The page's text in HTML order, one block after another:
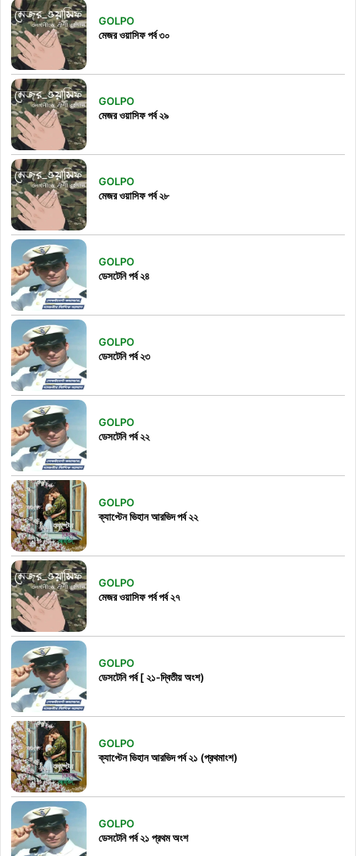
GOLPO
মেজর ওয়াসিফ পর্ব ৩০
GOLPO
মেজর ওয়াসিফ পর্ব ২৯
GOLPO
মেজর ওয়াসিফ পর্ব ২৮
GOLPO
ডেসটেনি পর্ব ২৪
GOLPO
ডেসটেনি পর্ব ২৩
GOLPO
ডেসটেনি পর্ব ২২
GOLPO
ক্যাপ্টেন ভিহান আরভিদ পর্ব ২২
GOLPO
মেজর ওয়াসিফ পর্ব পর্ব ২৭
GOLPO
ডেসটেনি পর্ব [ ২১-দ্বিতীয় অংশ)
GOLPO
ক্যাপ্টেন ভিহান আরভিদ পর্ব ২১ (প্রথমাংশ)
GOLPO
ডেসটেনি পর্ব ২১ প্রথম অংশ